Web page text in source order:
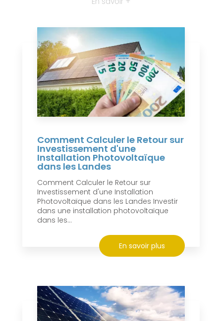
Comment Calculer le Retour sur
Investissement d'une
Installation Photovoltaïque
dans les Landes
Comment Calculer le Retour sur
Investissement d'une Installation
Photovoltaïque dans les Landes Investir
dans une installation photovoltaïque
dans les...
En savoir plus